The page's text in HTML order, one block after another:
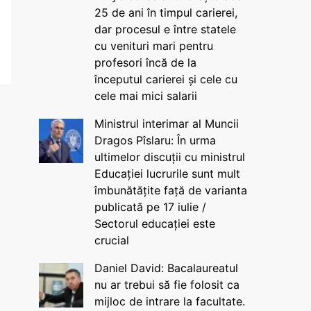
25 de ani în timpul carierei,
dar procesul e între statele
cu venituri mari pentru
profesori încă de la
începutul carierei și cele cu
cele mai mici salarii
Ministrul interimar al Muncii
Dragos Pîslaru: În urma
ultimelor discuții cu ministrul
Educației lucrurile sunt mult
îmbunătățite față de varianta
publicată pe 17 iulie /
Sectorul educației este
crucial
Daniel David: Bacalaureatul
nu ar trebui să fie folosit ca
mijloc de intrare la facultate.